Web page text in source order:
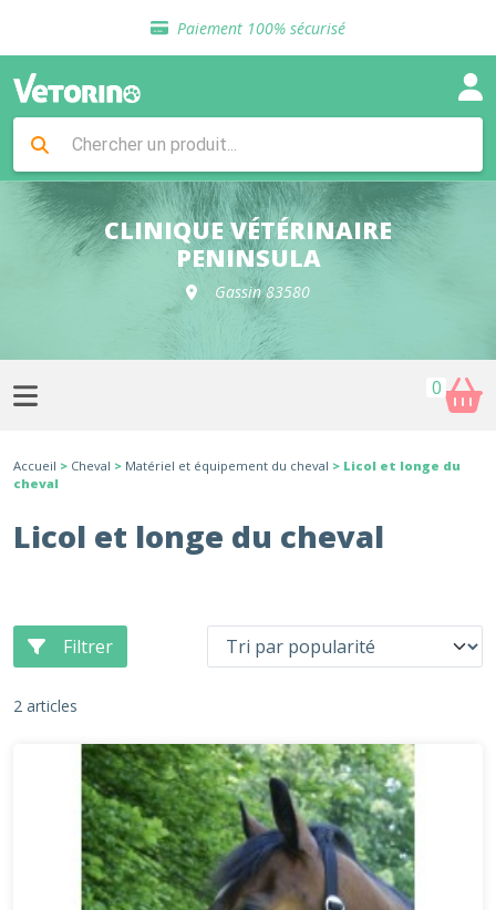
Paiement 100% sécurisé
Livraison gratuite en clinique vétérinaire
Sélection de croquettes vétérinaire
Livraison gratuite en clinique vétérinaire
Retour gratuit en clinique
Sélection de croquettes vétérinaire
CLINIQUE VÉTÉRINAIRE
PENINSULA
Gassin 83580
0
Accueil > Cheval > Matériel et équipement du cheval > Licol et longe du
cheval
Licol et longe du cheval
Filtrer
2 articles